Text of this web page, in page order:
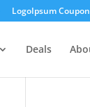
LogoIpsum
Deals